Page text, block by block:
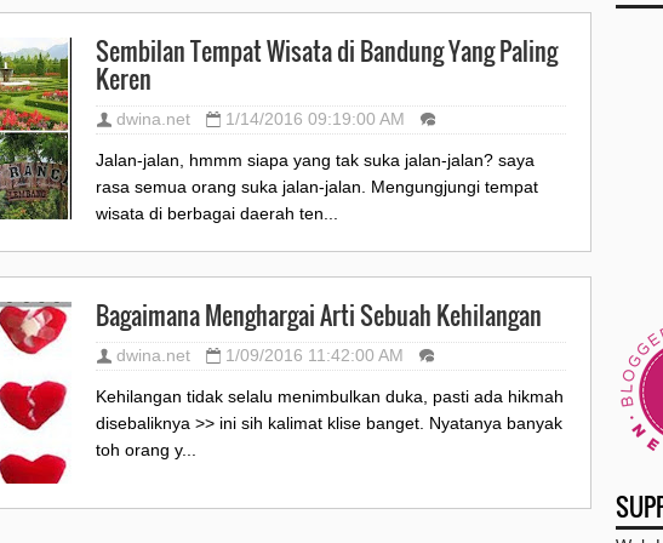
Sembilan Tempat Wisata di Bandung Yang Paling
Keren
dwina.net 1/14/2016 09:19:00 AM
Jalan-jalan, hmmm siapa yang tak suka jalan-jalan? saya
rasa semua orang suka jalan-jalan. Mengungjungi tempat
wisata di berbagai daerah ten...
Bagaimana Menghargai Arti Sebuah Kehilangan
dwina.net 1/09/2016 11:42:00 AM
Kehilangan tidak selalu menimbulkan duka, pasti ada hikmah
disebaliknya >> ini sih kalimat klise banget. Nyatanya banyak
toh orang y...
►
►
►
►
►